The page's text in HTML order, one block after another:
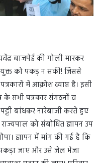
बाजपेई की गोली मारकर
को पकड़ न सकी! जिससे
में आक्रोश व्याप्त है। इसी
के सभी पत्रकार संगठनों व
बांधकर नारेबाजी करते हुए
को संबोधित ज्ञापन उप
ज्ञापन में मांग की गई है कि
जाए और उसे जेल भेजा